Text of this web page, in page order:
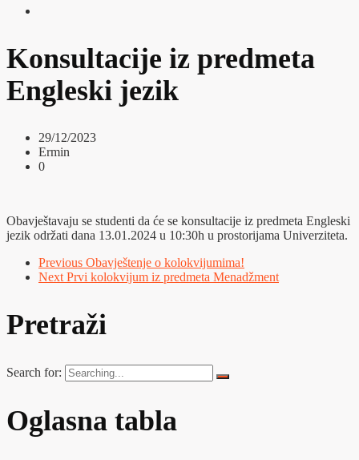
Konsultacije iz predmeta
Engleski jezik
29/12/2023
Ermin
0
Obavještavaju se studenti da će se konsultacije iz predmeta Engleski
jezik održati dana 13.01.2024 u 10:30h u prostorijama Univerziteta.
Previous Obavještenje o kolokvijumima!
Next Prvi kolokvijum iz predmeta Menadžment
Pretraži
Search for:
Oglasna tabla